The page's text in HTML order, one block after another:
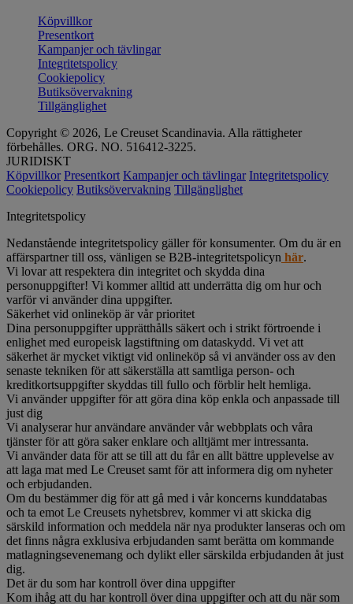
Köpvillkor
Presentkort
Kampanjer och tävlingar
Integritetspolicy
Cookiepolicy
Butiksövervakning
Tillgänglighet
Copyright © 2026, Le Creuset Scandinavia. Alla rättigheter
förbehålles. ORG. NO. 516412-3225.
JURIDISKT
Köpvillkor Presentkort Kampanjer och tävlingar Integritetspolicy
Cookiepolicy Butiksövervakning Tillgänglighet
Integritetspolicy
Nedanstående integritetspolicy gäller för konsumenter. Om du är en
affärspartner till oss, vänligen se B2B-integritetspolicyn här.
Vi lovar att respektera din integritet och skydda dina
personuppgifter! Vi kommer alltid att underrätta dig om hur och
varför vi använder dina uppgifter.
Säkerhet vid onlineköp är vår prioritet
Dina personuppgifter upprätthålls säkert och i strikt förtroende i
enlighet med europeisk lagstiftning om dataskydd. Vi vet att
säkerhet är mycket viktigt vid onlineköp så vi använder oss av den
senaste tekniken för att säkerställa att samtliga person- och
kreditkortsuppgifter skyddas till fullo och förblir helt hemliga.
Vi använder uppgifter för att göra dina köp enkla och anpassade till
just dig
Vi analyserar hur användare använder vår webbplats och våra
tjänster för att göra saker enklare och alltjämt mer intressanta.
Vi använder data för att se till att du får en allt bättre upplevelse av
att laga mat med Le Creuset samt för att informera dig om nyheter
och erbjudanden.
Om du bestämmer dig för att gå med i vår koncerns kunddatabas
och ta emot Le Creusets nyhetsbrev, kommer vi att skicka dig
särskild information och meddela när nya produkter lanseras och om
det finns några exklusiva erbjudanden samt berätta om kommande
matlagningsevenemang och dylikt eller särskilda erbjudanden åt just
dig.
Det är du som har kontroll över dina uppgifter
Kom ihåg att du har kontroll över dina uppgifter och att du när som